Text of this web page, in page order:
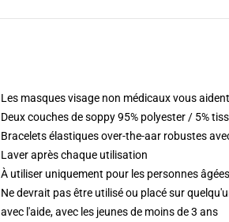
Les masques visage non médicaux vous
Deux couches de soppy 95% polyester / 5%
Bracelets élastiques over-the-aar robustes
Laver après chaque utilisation
À utiliser uniquement pour les personnes
Ne devrait pas être utilisé ou placé sur
avec l'aide, avec les jeunes de moins de 3 ans